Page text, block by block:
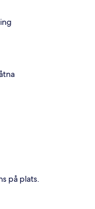
på plats.